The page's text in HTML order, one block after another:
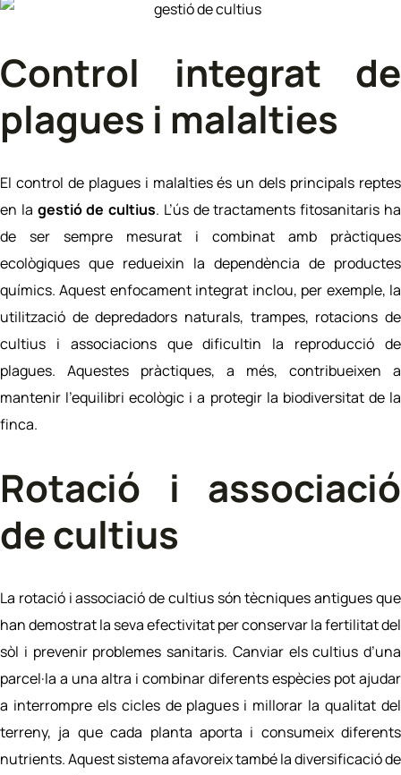
Control integrat de
plagues i malalties
El control de plagues i malalties és un dels principals reptes
en la gestió de cultius. L’ús de tractaments fitosanitaris ha
de ser sempre mesurat i combinat amb pràctiques
ecològiques que redueixin la dependència de productes
químics. Aquest enfocament integrat inclou, per exemple, la
utilització de depredadors naturals, trampes, rotacions de
cultius i associacions que dificultin la reproducció de
plagues. Aquestes pràctiques, a més, contribueixen a
mantenir l’equilibri ecològic i a protegir la biodiversitat de la
finca.
Rotació i associació
de cultius
La rotació i associació de cultiussón tècniques antigues que
han demostrat la seva efectivitat per conservar la fertilitat del
sòl i prevenir problemes sanitaris. Canviar els cultius d’una
parcel·la a una altra i combinar diferents espècies pot ajudar
a interrompre els cicles de plagues i millorar la qualitat del
terreny, ja que cada planta aporta i consumeix diferents
nutrients. Aquest sistema afavoreix també la diversificació de